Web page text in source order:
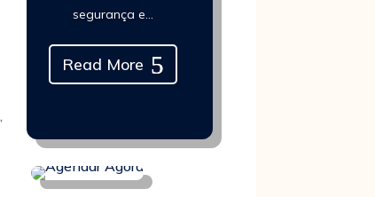
segurança e...
Read More